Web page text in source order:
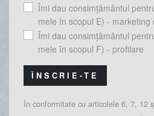
Îmi dau consimțământul
mele în scopul E) - marketing
Îmi dau consimțământul
mele în scopul F) - profilare
ÎNSCRIE-TE
În conformitate cu articolele 6, 7, 12